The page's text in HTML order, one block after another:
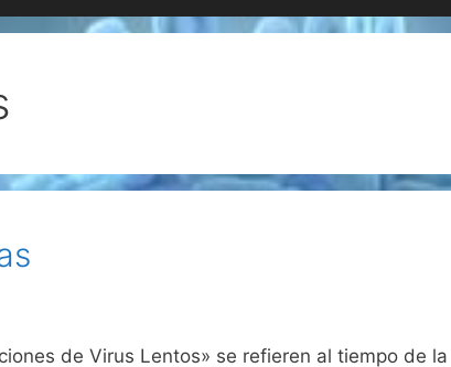
de Virus Lentos» se refieren al tiempo de